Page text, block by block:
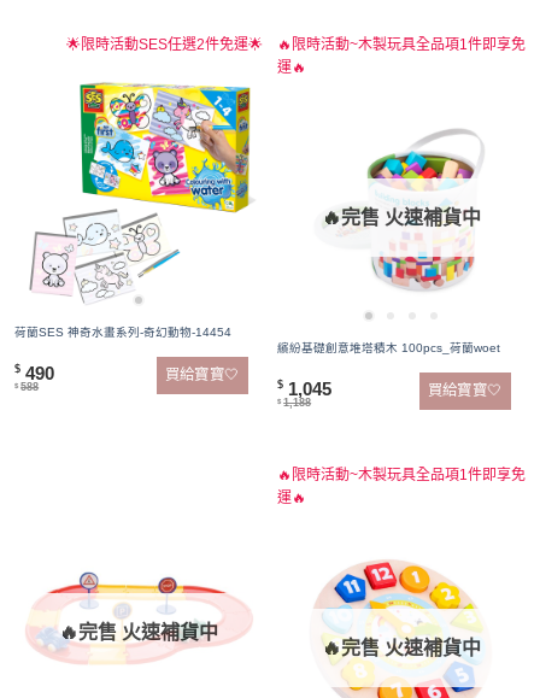
🌟限時活動SES任選2件免運🌟
荷蘭SES 神奇水畫系列-奇幻動物-14454
$ 490
$ 588
買給寶寶🤍
🔥限時活動~木製玩具全品項1件即享免
運🔥
🔥完售 火速補貨中
繽紛基礎創意堆塔積木 100pcs_荷蘭woet
$ 1,045
$ 1,188
買給寶寶🤍
🔥完售 火速補貨中
🔥限時活動~木製玩具全品項1件即享免
運🔥
🔥完售 火速補貨中